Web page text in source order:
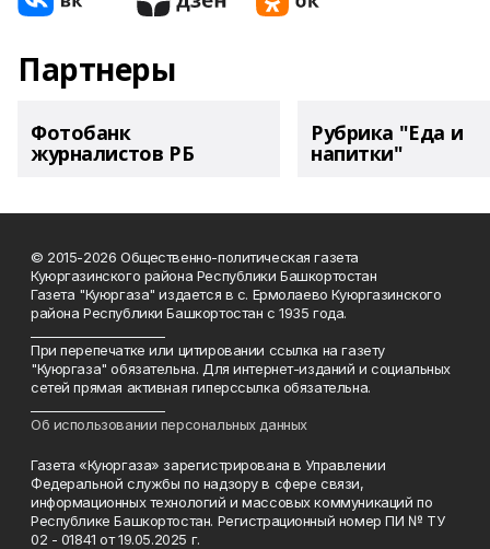
Партнеры
Фотобанк
журналистов РБ
Рубрика "Еда и
напитки"
© 2015-2026 Общественно-политическая газета
Куюргазинского района Республики Башкортостан
Газета "Куюргаза" издается в с. Ермолаево Куюргазинского
района Республики Башкортостан с 1935 года.
При перепечатке или цитировании ссылка на газету
"Куюргаза" обязательна. Для интернет-изданий и социальных
сетей прямая активная гиперссылка обязательна.
Об использовании персональных данных
Газета «Куюргаза» зарегистрирована в Управлении
Федеральной службы по надзору в сфере связи,
информационных технологий и массовых коммуникаций по
Республике Башкортостан. Регистрационный номер ПИ № ТУ
02 - 01841 от 19.05.2025 г.